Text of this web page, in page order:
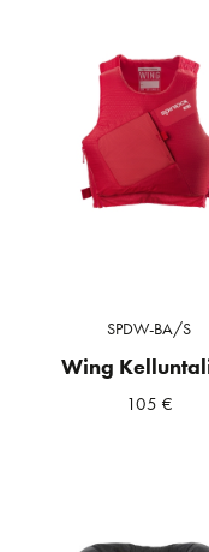
SPDW-BA/S
Wing
105 €